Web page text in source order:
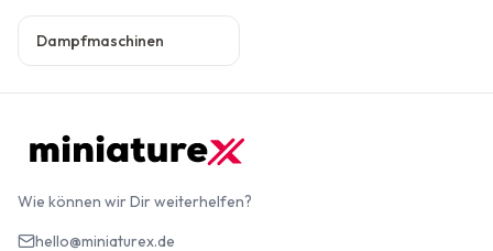
Dampfmaschinen
Wie können wir Dir weiterhelfen?
hello@miniaturex.de